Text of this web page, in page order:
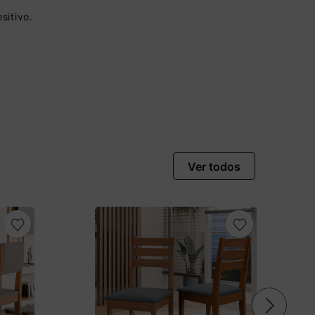
vista no Boleto
Ver todos